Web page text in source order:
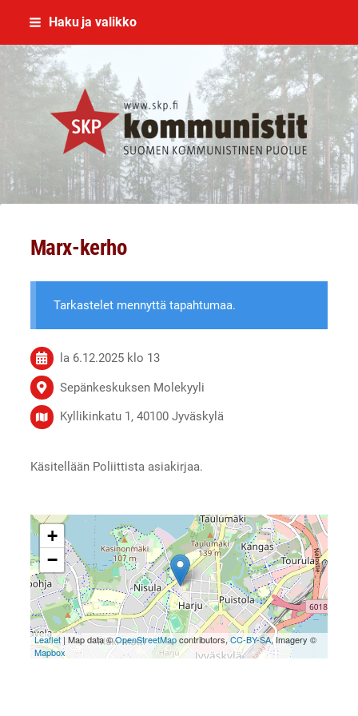
Siirry
sisältöön
Haku ja valikko
SKP Jyväskylä
Marx-kerho
Tarkastelet mennyttä tapahtumaa.
la 6.12.2025 klo 13
Sepänkeskuksen Molekyyli
Kyllikinkatu 1, 40100 Jyväskylä
Käsitellään Poliittista asiakirjaa.
+
−
Leaflet| Map data ©OpenStreetMapcontributors,CC-BY-SA, Imagery ©
Mapbox